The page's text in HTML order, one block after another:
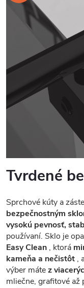
Tvrdené
Sprchové kúty a
bezpečnostným
vysokú pevnosť,
používaní. Sklo je
Easy Clean , ktorá
kameňa a nečistôt ,
výber mátez
mliečne, grafitové až